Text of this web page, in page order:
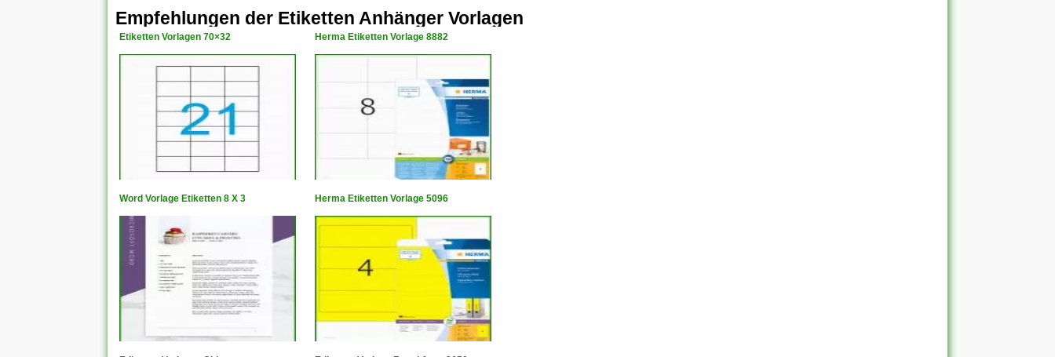
Empfehlungen der Etiketten Anhänger Vorlagen
Etiketten Vorlagen 70×32 Herma Etiketten Vorlage 8882
Word Vorlage Etiketten 8 X 3 Herma Etiketten Vorlage 5096